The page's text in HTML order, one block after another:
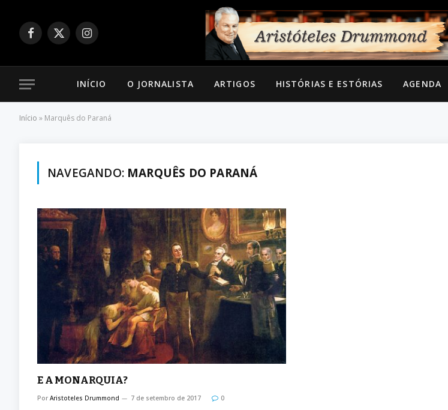
Facebook
X
Instagram
INÍCIO O JORNALISTA ARTIGOS HISTÓRIAS E ESTÓRIAS AGENDA
Início » Marquês do Paraná
NAVEGANDO: MARQUÊS DO PARANÁ
E A MONARQUIA?
Por Aristoteles Drummond 7 de setembro de 2017 0